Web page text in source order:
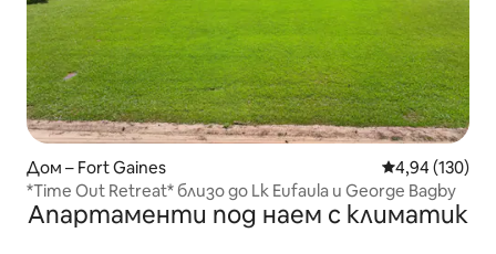
Дом – Fort Gaines Средна
4,94 (130)
*Time Out Retreat* близо до Lk Eufaula и George Bagby
Апартаменти под наем с климатик